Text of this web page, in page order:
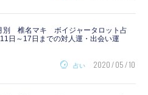
別 椎名マキ ボイジャータロット占
日～17日までの対人運・出会い運
占い 2020 / 05 / 10